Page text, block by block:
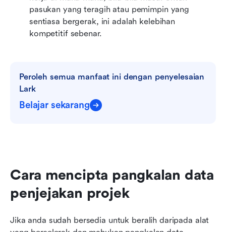
pasukan yang teragih atau pemimpin yang
sentiasa bergerak, ini adalah kelebihan
kompetitif sebenar.
Peroleh semua manfaat ini dengan penyelesaian
Lark
Belajar sekarang
Cara mencipta pangkalan data
penjejakan projek
Jika anda sudah bersedia untuk beralih daripada alat